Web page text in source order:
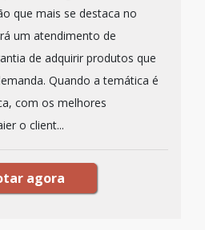
que mais se destaca no
um atendimento de
de adquirir produtos que
Quando a temática é
com os melhores
o client...
agora